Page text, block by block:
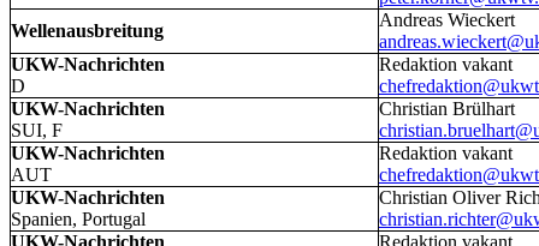
Wellenausbreitung
Andreas Wieckert
UKW-Nachrichten
D
Redaktion vakant
UKW-Nachrichten
SUI, F
Christian Brülhart
UKW-Nachrichten
AUT
Redaktion vakant
UKW-Nachrichten
Spanien, Portugal
Christian Oliver